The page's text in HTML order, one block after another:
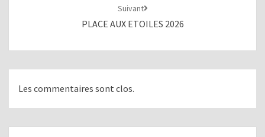
Suivant
PLACE AUX ETOILES 2026
Les commentaires sont clos.